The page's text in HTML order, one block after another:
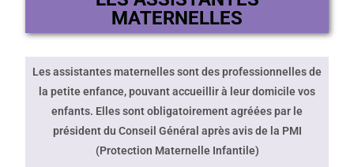
MATERNELLES
Les assistantes maternelles sont des professionnelles de
la petite enfance, pouvant accueillir à leur domicile vos
enfants. Elles sont obligatoirement agréées par le
président du Conseil Général après avis de la PMI
(Protection Maternelle Infantile)